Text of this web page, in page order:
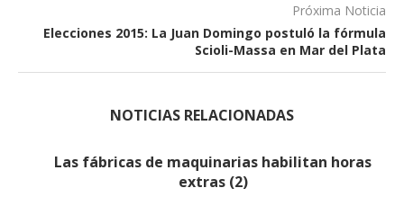
Próxima Noticia
Elecciones 2015: La Juan Domingo postuló la fórmula
Scioli-Massa en Mar del Plata
NOTICIAS RELACIONADAS
Las fábricas de maquinarias habilitan horas
extras (2)